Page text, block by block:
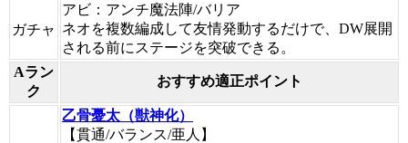
ガチャ
アビ：アンチ魔法陣/バリア
ネオを複数編成して友情発動するだけで、DW展開
される前にステージを突破できる。
Aラン
ク
おすすめ適正ポイント
乙骨憂太（獣神化）
【貫通/バランス/亜人】